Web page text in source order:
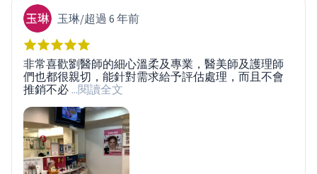
玉琳/超過 6 年前
非常喜歡劉醫師的細心溫柔及專業，醫美師及護理師
們也都很親切，能針對需求給予評估處理，而且不會
推銷不必 ...閱讀全文